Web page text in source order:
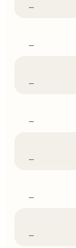
–
–
–
–
–
–
–